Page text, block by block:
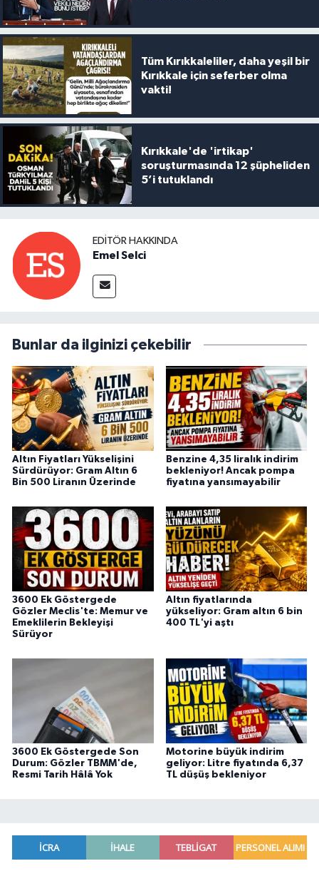
Tüm Kırıkkaleliler, daha yeşil bir
Kırıkkale için seferber olma
vakti!
Kırıkkale'de 'irtikap'
soruşturmasında 12 şüpheliden
5’i tutuklandı
EDITÖR HAKKINDA
Emel Selci
Bunlar da ilginizi çekebilir
Altın Fiyatları Yükselişini
Sürdürüyor: Gram Altın 6
Bin 500 Liranın Üzerinde
Benzine 4,35 liralık indirim
bekleniyor! Ancak pompa
fiyatına yansımayabilir
3600 Ek Göstergede
Gözler Meclis'te: Memur ve
Emeklilerin Bekleyişi
Sürüyor
Altın fiyatlarında
yükseliyor: Gram altın 6 bin
400 TL'yi aştı
3600 Ek Göstergede Son
Durum: Gözler TBMM'de,
Resmi Tarih Hâlâ Yok
Motorine büyük indirim
geliyor: Litre fiyatında 6,37
TL düşüş bekleniyor